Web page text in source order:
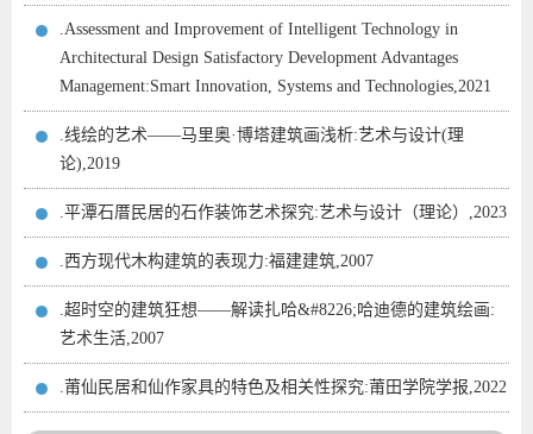
.Assessment and Improvement of Intelligent Technology in
Architectural Design Satisfactory Development Advantages
Management:Smart Innovation, Systems and Technologies,2021
.线绘的艺术——马里奥·博塔建筑画浅析:艺术与设计(理
论),2019
.平潭石厝民居的石作装饰艺术探究:艺术与设计（理论）,2023
.西方现代木构建筑的表现力:福建建筑,2007
.超时空的建筑狂想——解读扎哈&#8226;哈迪德的建筑绘画:
艺术生活,2007
.莆仙民居和仙作家具的特色及相关性探究:莆田学院学报,2022